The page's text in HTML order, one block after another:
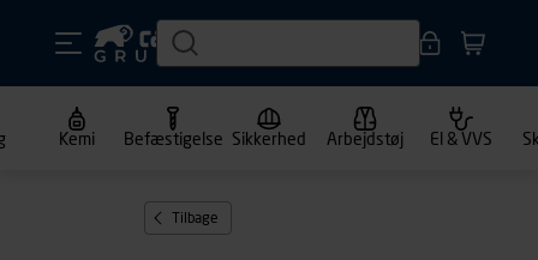
Kemi Befæstigelse Sikkerhed Arbejdstøj El & VVS
Tilbage